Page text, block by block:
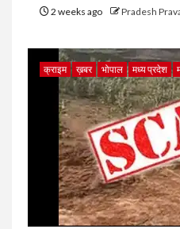
2 weeks ago Pradesh
क्राइम ख़बर भोपाल मध्य प्रदेश